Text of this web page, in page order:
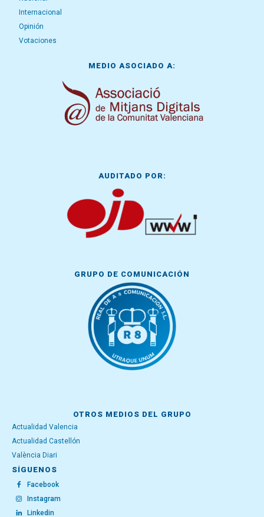
Internacional
Opinión
Votaciones
MEDIO ASOCIADO A:
AUDITADO POR:
GRUPO DE COMUNICACIÓN
OTROS MEDIOS DEL GRUPO
Actualidad Valencia
Actualidad Castellón
València Diari
SÍGUENOS
Facebook
Instagram
Linkedin